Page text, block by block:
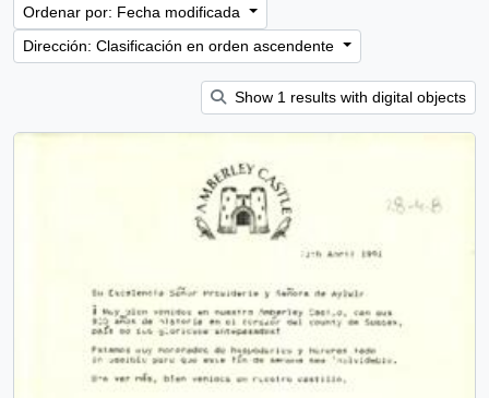
Ordenar por: Fecha modificada
Dirección: Clasificación en orden ascendente
Show 1 results with digital objects